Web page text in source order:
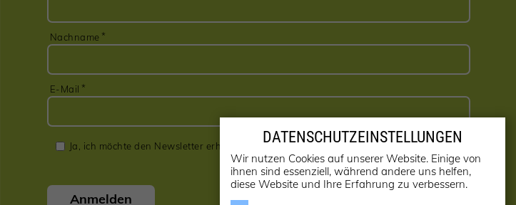
Nachname
E-Mail
Ja, ich möchte den Newsletter erhalten! (kann jederzeit abbestellt werden)
Anmelden
DATENSCHUTZEINSTELLUNGEN
Wir nutzen Cookies auf unserer Website. Einige von
ihnen sind essenziell, während andere uns helfen,
diese Website und Ihre Erfahrung zu verbessern.